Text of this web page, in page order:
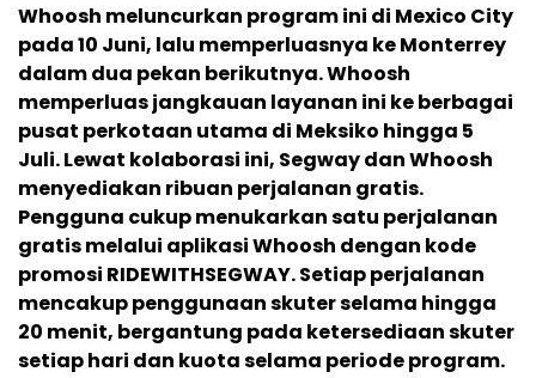
Whoosh meluncurkan program ini di Mexico City
pada 10 Juni, lalu memperluasnya ke Monterrey
dalam dua pekan berikutnya. Whoosh
memperluas jangkauan layanan ini ke berbagai
pusat perkotaan utama di Meksiko hingga 5
Juli. Lewat kolaborasi ini, Segway dan Whoosh
menyediakan ribuan perjalanan gratis.
Pengguna cukup menukarkan satu perjalanan
gratis melalui aplikasi Whoosh dengan kode
promosi RIDEWITHSEGWAY. Setiap perjalanan
mencakup penggunaan skuter selama hingga
20 menit, bergantung pada ketersediaan skuter
setiap hari dan kuota selama periode program.